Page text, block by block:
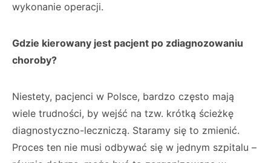
wykonanie operacji.
Gdzie kierowany jest pacjent po zdiagnozowaniu
choroby?
Niestety, pacjenci w Polsce, bardzo często mają
wiele trudności, by wejść na tzw. krótką ścieżkę
diagnostyczno-leczniczą. Staramy się to zmienić.
Proces ten nie musi odbywać się w jednym szpitalu –